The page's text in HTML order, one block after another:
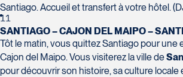
Santiago. Accueil et transfert à votre hôtel.
11
SANTIAGO – CAJON DEL MAIPO –
Tôt le matin, vous quittez Santiago pour une
Cajon del Maipo. Vous visiterez la ville de
pour découvrir son histoire, sa culture locale